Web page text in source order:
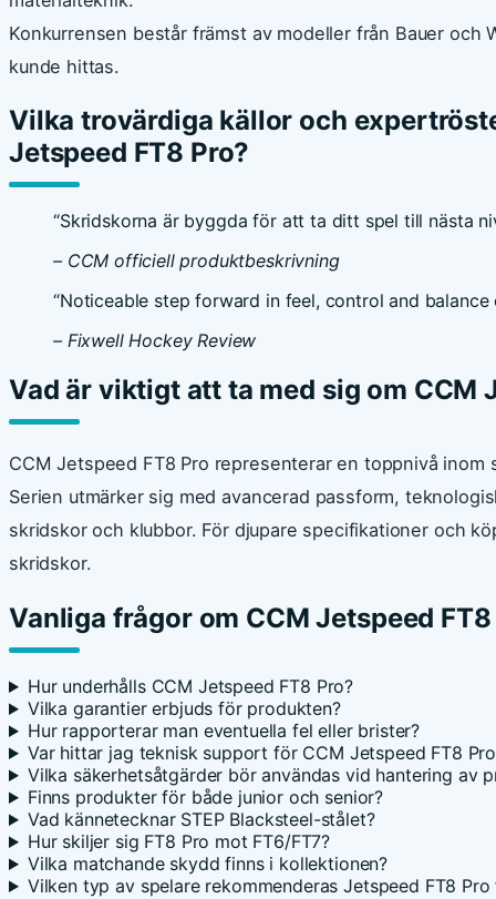
Konkurrensen består främst av modeller från Bauer och
kunde hittas.
Vilka trovärdiga källor och
Jetspeed FT8 Pro?
“Skridskorna är byggda för att ta ditt spel till nästa
– CCM officiell produktbeskrivning
“Noticeable step forward in feel, control and
– Fixwell Hockey Review
Vad är viktigt att ta med sig om CCM
CCM Jetspeed FT8 Pro representerar en toppnivå
Serien utmärker sig med avancerad passform,
skridskor och klubbor. För djupare specifikationer och
skridskor.
Vanliga frågor om CCM Jetspeed FT8
Hur underhålls CCM Jetspeed FT8 Pro?
Vilka garantier erbjuds för produkten?
Hur rapporterar man eventuella fel eller brister?
Var hittar jag teknisk support för CCM Jetspeed FT8
Vilka säkerhetsåtgärder bör användas vid hantering av
Finns produkter för både junior och senior?
Vad kännetecknar STEP Blacksteel-stålet?
Hur skiljer sig FT8 Pro mot FT6/FT7?
Vilka matchande skydd finns i kollektionen?
Vilken typ av spelare rekommenderas Jetspeed FT8 Pro